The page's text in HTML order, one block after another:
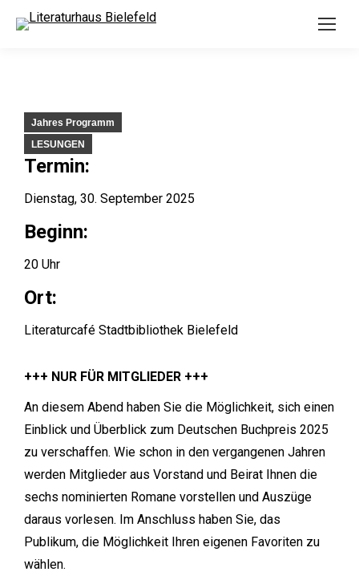
Jahres Programm
LESUNGEN
Termin:
Dienstag, 30. September 2025
Beginn:
20 Uhr
Ort:
Literaturcafé Stadtbibliothek Bielefeld
+++ NUR FÜR MITGLIEDER +++
An diesem Abend haben Sie die Möglichkeit, sich einen
Einblick und Überblick zum Deutschen Buchpreis 2025
zu verschaffen. Wie schon in den vergangenen Jahren
werden Mitglieder aus Vorstand und Beirat Ihnen die
sechs nominierten Romane vorstellen und Auszüge
daraus vorlesen. Im Anschluss haben Sie, das
Publikum, die Möglichkeit Ihren eigenen Favoriten zu
wählen.